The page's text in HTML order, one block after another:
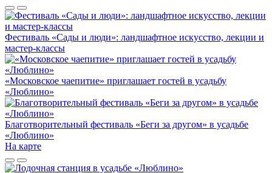
Фестиваль «Сады и люди»: ландшафтное искусство, лекции и
мастер-классы
«Московское чаепитие» приглашает гостей в усадьбу
«Люблино»
Благотворительный фестиваль «Беги за другом» в усадьбе
«Люблино»
На карте